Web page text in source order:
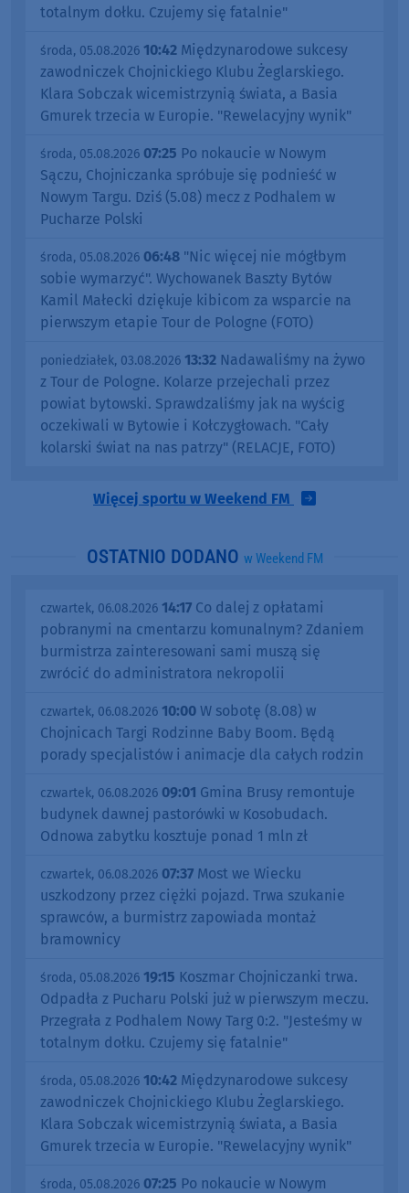
totalnym dołku. Czujemy się fatalnie"
środa, 05.08.2026 10:42 Międzynarodowe sukcesy
zawodniczek Chojnickiego Klubu Żeglarskiego.
Klara Sobczak wicemistrzynią świata, a Basia
Gmurek trzecia w Europie. "Rewelacyjny wynik"
środa, 05.08.2026 07:25 Po nokaucie w Nowym
Sączu, Chojniczanka spróbuje się podnieść w
Nowym Targu. Dziś (5.08) mecz z Podhalem w
Pucharze Polski
środa, 05.08.2026 06:48 "Nic więcej nie mógłbym
sobie wymarzyć". Wychowanek Baszty Bytów
Kamil Małecki dziękuje kibicom za wsparcie na
pierwszym etapie Tour de Pologne (FOTO)
poniedziałek, 03.08.2026 13:32 Nadawaliśmy na żywo
z Tour de Pologne. Kolarze przejechali przez
powiat bytowski. Sprawdzaliśmy jak na wyścig
oczekiwali w Bytowie i Kołczygłowach. "Cały
kolarski świat na nas patrzy" (RELACJE, FOTO)
Więcej sportu w Weekend FM
OSTATNIO DODANO w Weekend FM
czwartek, 06.08.2026 14:17 Co dalej z opłatami
pobranymi na cmentarzu komunalnym? Zdaniem
burmistrza zainteresowani sami muszą się
zwrócić do administratora nekropolii
czwartek, 06.08.2026 10:00 W sobotę (8.08) w
Chojnicach Targi Rodzinne Baby Boom. Będą
porady specjalistów i animacje dla całych rodzin
czwartek, 06.08.2026 09:01 Gmina Brusy remontuje
budynek dawnej pastorówki w Kosobudach.
Odnowa zabytku kosztuje ponad 1 mln zł
czwartek, 06.08.2026 07:37 Most we Wiecku
uszkodzony przez ciężki pojazd. Trwa szukanie
sprawców, a burmistrz zapowiada montaż
bramownicy
środa, 05.08.2026 19:15 Koszmar Chojniczanki trwa.
Odpadła z Pucharu Polski już w pierwszym meczu.
Przegrała z Podhalem Nowy Targ 0:2. "Jesteśmy w
totalnym dołku. Czujemy się fatalnie"
środa, 05.08.2026 10:42 Międzynarodowe sukcesy
zawodniczek Chojnickiego Klubu Żeglarskiego.
Klara Sobczak wicemistrzynią świata, a Basia
Gmurek trzecia w Europie. "Rewelacyjny wynik"
środa, 05.08.2026 07:25 Po nokaucie w Nowym